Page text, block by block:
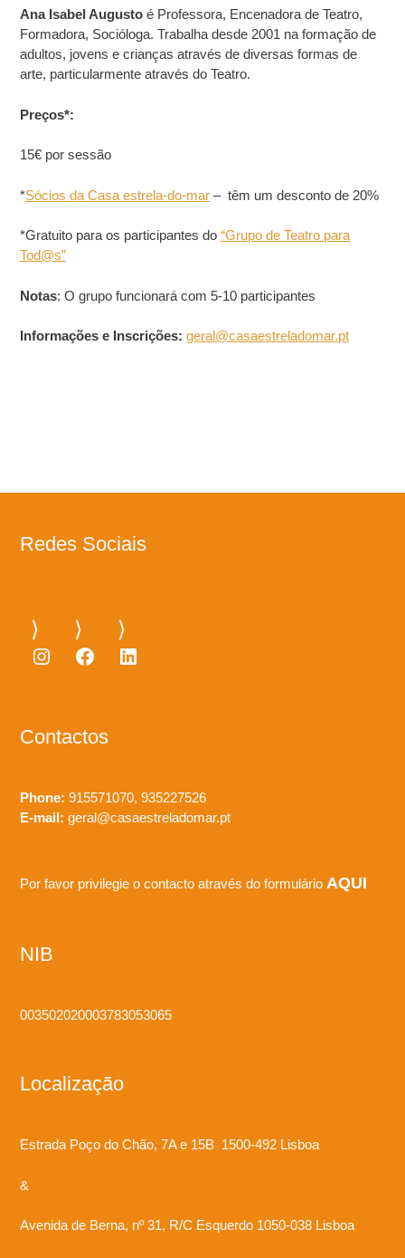
Ana Isabel Augusto é Professora, Encenadora de Teatro,
Formadora, Socióloga. Trabalha desde 2001 na formação de
adultos, jovens e crianças através de diversas formas de
arte, particularmente através do Teatro.
Preços*:
15€ por sessão
*Sócios da Casa estrela-do-mar – têm um desconto de 20%
*Gratuito para os participantes do“Grupo de Teatro para
Tod@s”
Notas: O grupo funcionará com 5-10 participantes
Informações e Inscrições:geral@casaestreladomar.pt
Redes Sociais
Instagram
Facebook
LinkedIn
Contactos
Phone: 915571070, 935227526
E-mail: geral@casaestreladomar.pt
Por favor privilegie o contacto através do formulário AQUI
NIB
003502020003783053065
Localização
Estrada Poço do Chão, 7A e 15B 1500-492 Lisboa
&
Avenida de Berna, nº 31, R/C Esquerdo 1050-038 Lisboa